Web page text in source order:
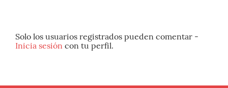
Solo los usuarios registrados pueden comentar -
Inicia sesión con tu perfil.